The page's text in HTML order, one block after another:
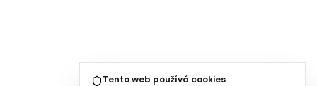
Tento web používá cookies